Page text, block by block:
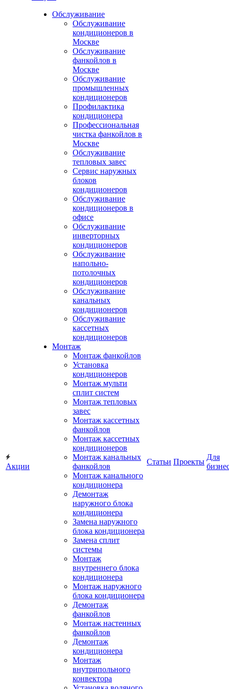
Акции
Обслуживание
Обслуживание
кондиционеров в
Москве
Обслуживание
фанкойлов в
Москве
Обслуживание
промышленных
кондиционеров
Профилактика
кондиционера
Профессиональная
чистка фанкойлов в
Москве
Обслуживание
тепловых завес
Сервис наружных
блоков
кондиционеров
Обслуживание
кондиционеров в
офисе
Обслуживание
инверторных
кондиционеров
Обслуживание
напольно-
потолочных
кондиционеров
Обслуживание
канальных
кондиционеров
Обслуживание
кассетных
кондиционеров
Монтаж
Монтаж фанкойлов
Установка
кондиционеров
Монтаж мульти
сплит систем
Монтаж тепловых
завес
Монтаж кассетных
фанкойлов
Монтаж кассетных
кондиционеров
Монтаж канальных
фанкойлов
Монтаж канального
кондиционера
Демонтаж
наружного блока
кондиционера
Замена наружного
блока кондиционера
Замена сплит
системы
Монтаж
внутреннего блока
кондиционера
Монтаж наружного
блока кондиционера
Демонтаж
фанкойлов
Монтаж настенных
фанкойлов
Демонтаж
кондиционера
Монтаж
внутрипольного
конвектора
Статьи Проекты
Для